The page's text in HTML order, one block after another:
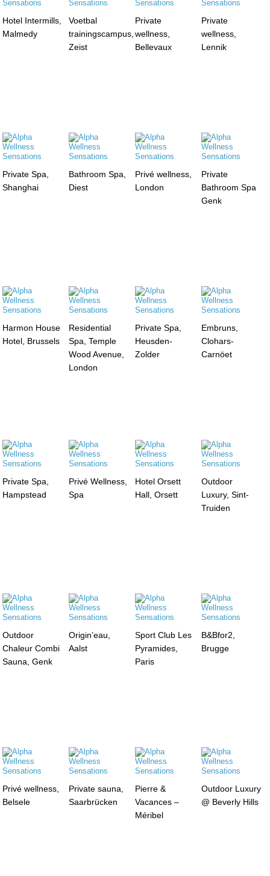
Hotel Intermills,
Malmedy
Voetbal
trainingscampus,
Zeist
Private
wellness,
Bellevaux
Private
wellness,
Lennik
Private Spa,
Shanghai
Bathroom Spa,
Diest
Privé wellness,
London
Private
Bathroom Spa
Genk
Harmon House
Hotel, Brussels
Residential
Spa, Temple
Wood Avenue,
London
Private Spa,
Heusden-
Zolder
Embruns,
Clohars-
Carnöet
Private Spa,
Hampstead
Privé Wellness,
Spa
Hotel Orsett
Hall, Orsett
Outdoor
Luxury, Sint-
Truiden
Outdoor
Chaleur Combi
Sauna, Genk
Origin’eau,
Aalst
Sport Club Les
Pyramides,
Paris
B&Bfor2,
Brugge
Privé wellness,
Belsele
Private sauna,
Saarbrücken
Pierre &
Vacances –
Méribel
Outdoor Luxury
@ Beverly Hills